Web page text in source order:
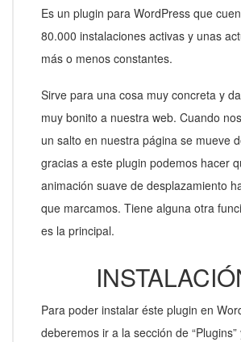
Es un plugin para WordPress que
80.000 instalaciones activas y unas
más o menos constantes.
Sirve para una cosa muy concreta y
muy bonito a nuestra web. Cuando
un salto en nuestra página se mueve
gracias a este plugin podemos hacer
animación suave de desplazamiento
que marcamos. Tiene alguna otra
es la principal.
Para poder instalar éste plugin en
deberemos ir a la sección de